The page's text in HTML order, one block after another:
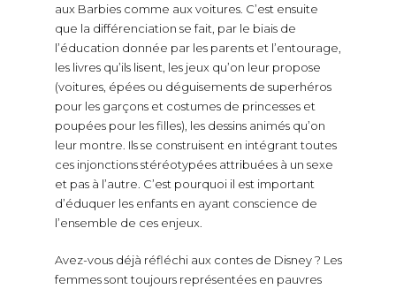
aux Barbies comme aux voitures. C’est ensuite
que la différenciation se fait, par le biais de
l’éducation donnée par les parents et l’entourage,
les livres qu’ils lisent, les jeux qu’on leur propose
(voitures, épées ou déguisements de superhéros
pour les garçons et costumes de princesses et
poupées pour les filles), les dessins animés qu’on
leur montre. Ils se construisent en intégrant toutes
ces injonctions stéréotypées attribuées à un sexe
et pas à l’autre. C’est pourquoi il est important
d’éduquer les enfants en ayant conscience de
l’ensemble de ces enjeux.
Avez-vous déjà réfléchi aux contes de Disney ? Les
femmes sont toujours représentées en pauvres